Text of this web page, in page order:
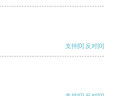
支持[0] 反对[0]